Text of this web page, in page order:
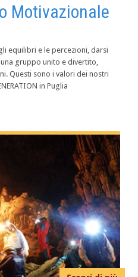
Motivazionale
equilibri e le percezioni, darsi
gruppo unito e divertito,
Questi sono i valori dei nostri
in Puglia